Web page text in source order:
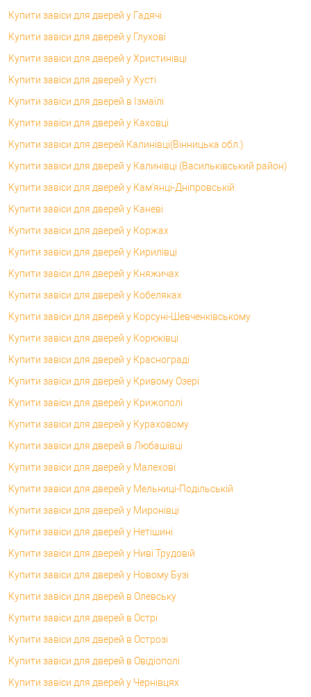
Купити завіси для дверей у Гадячі
Купити завіси для дверей у Глухові
Купити завіси для дверей у Христинівці
Купити завіси для дверей у Хусті
Купити завіси для дверей в Ізмаїлі
Купити завіси для дверей у Каховці
Купити завіси для дверей Калинівці(Вінницька обл.)
Купити завіси для дверей у Калинівці (Васильківський район)
Купити завіси для дверей у Кам'янці-Дніпровській
Купити завіси для дверей у Каневі
Купити завіси для дверей у Коржах
Купити завіси для дверей у Кирилівці
Купити завіси для дверей у Княжичах
Купити завіси для дверей у Кобеляках
Купити завіси для дверей у Корсунi-Шевченківському
Купити завіси для дверей у Корюківці
Купити завіси для дверей у Краснограді
Купити завіси для дверей у Кривому Озері
Купити завіси для дверей у Крижополі
Купити завіси для дверей у Кураховому
Купити завіси для дверей в Любашівці
Купити завіси для дверей у Малехові
Купити завіси для дверей у Мельниці-Подільській
Купити завіси для дверей у Миронівці
Купити завіси для дверей у Нетішині
Купити завіси для дверей у Ниві Трудовій
Купити завіси для дверей у Новому Бузі
Купити завіси для дверей в Олевську
Купити завіси для дверей в Острі
Купити завіси для дверей в Острозі
Купити завіси для дверей в Овідіополі
Купити завіси для дверей у Чернівцях